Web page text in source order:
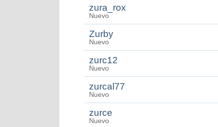
zura_rox
Nuevo
Zurby
Nuevo
zurc12
Nuevo
zurcal77
Nuevo
zurce
Nuevo